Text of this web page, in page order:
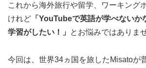
これから海外旅行や留学、ワーキング
けれど 「YouTubeで英語が学べないか
学習がしたい！」
とお悩みではありま
今回は、世界34ヵ国を旅したMisatoが